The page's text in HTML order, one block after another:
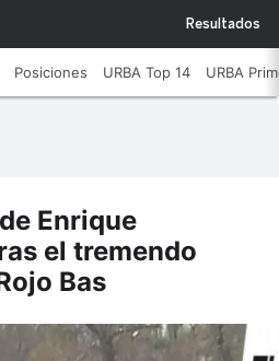
Resultados
Posiciones URBA Top 14 URBA
Enrique
el tremendo
Bas